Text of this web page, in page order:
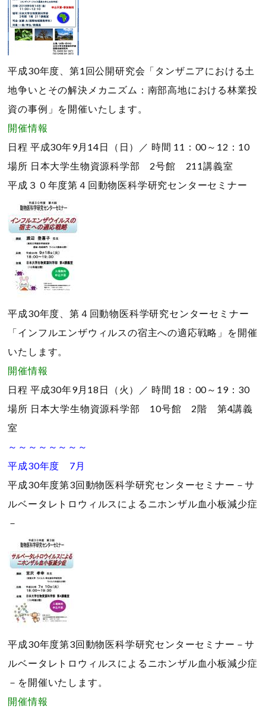
平成30年度、第1回公開研究会「タンザニアにおける土
地争いとその解決メカニズム：南部高地における林業投
資の事例」を開催いたします。
開催情報
日程 平成30年9月14日（日）／ 時間 11：00～12：10
場所 日本大学生物資源科学部 2号館 211講義室
平成３０年度第４回動物医科学研究センターセミナー
平成30年度、第４回動物医科学研究センターセミナー
「インフルエンザウィルスの宿主への適応戦略」を開催
いたします。
開催情報
日程 平成30年9月18日（火）／ 時間 18：00～19：30
場所 日本大学生物資源科学部 10号館 2階 第4講義
室
～～～～～～～～
平成30年度 7月
平成30年度第3回動物医科学研究センターセミナー－サ
ルベータレトロウィルスによるニホンザル血小板減少症
－
平成30年度第3回動物医科学研究センターセミナー－サ
ルベータレトロウィルスによるニホンザル血小板減少症
－を開催いたします。
開催情報